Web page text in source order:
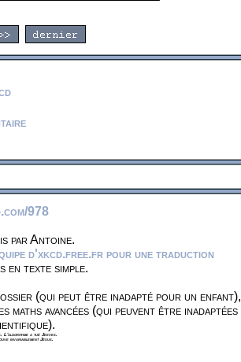
978
par Antoine.
d'xkcd.free.fr pour une traduction
en texte simple.
(qui peut être inadapté pour un enfant),
avancées (qui peuvent être inadaptées
L'algorithme a tué Jeeves.
invariablement Jésus.